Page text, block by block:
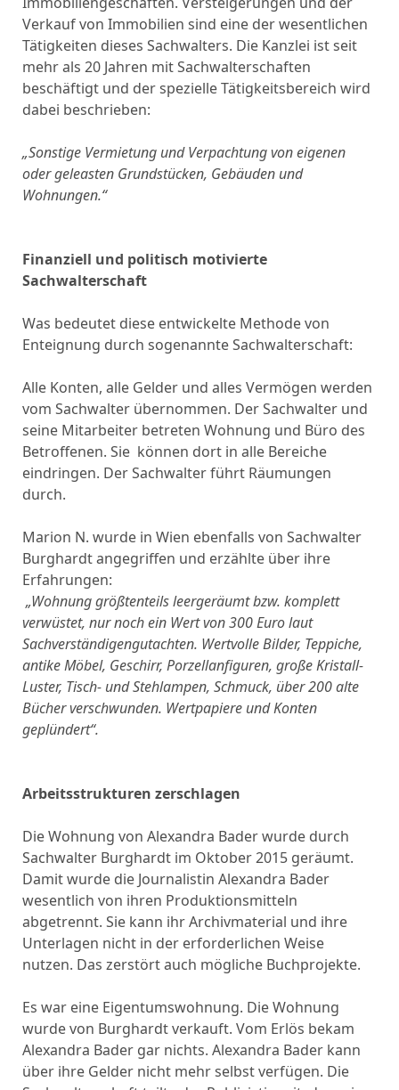
Verkauf von Immobilien sind eine der wesentlichen
Tätigkeiten dieses Sachwalters. Die Kanzlei ist seit
mehr als 20 Jahren mit Sachwalterschaften
beschäftigt und der spezielle Tätigkeitsbereich wird
dabei beschrieben:
„Sonstige Vermietung und Verpachtung von eigenen
oder geleasten Grundstücken, Gebäuden und
Wohnungen.“
Finanziell und politisch motivierte
Sachwalterschaft
Was bedeutet diese entwickelte Methode von
Enteignung durch sogenannte Sachwalterschaft:
Alle Konten, alle Gelder und alles Vermögen werden
vom Sachwalter übernommen. Der Sachwalter und
seine Mitarbeiter betreten Wohnung und Büro des
Betroffenen. Sie können dort in alle Bereiche
eindringen. Der Sachwalter führt Räumungen
durch.
Marion N. wurde in Wien ebenfalls von Sachwalter
Burghardt angegriffen und erzählte über ihre
Erfahrungen:
„Wohnung größtenteils leergeräumt bzw. komplett
verwüstet, nur noch ein Wert von 300 Euro laut
Sachverständigengutachten. Wertvolle Bilder, Teppiche,
antike Möbel, Geschirr, Porzellanfiguren, große Kristall-
Luster, Tisch- und Stehlampen, Schmuck, über 200 alte
Bücher verschwunden. Wertpapiere und Konten
geplündert“.
Arbeitsstrukturen zerschlagen
Die Wohnung von Alexandra Bader wurde durch
Sachwalter Burghardt im Oktober 2015 geräumt.
Damit wurde die Journalistin Alexandra Bader
wesentlich von ihren Produktionsmitteln
abgetrennt. Sie kann ihr Archivmaterial und ihre
Unterlagen nicht in der erforderlichen Weise
nutzen. Das zerstört auch mögliche Buchprojekte.
Es war eine Eigentumswohnung. Die Wohnung
wurde von Burghardt verkauft. Vom Erlös bekam
Alexandra Bader gar nichts. Alexandra Bader kann
über ihre Gelder nicht mehr selbst verfügen. Die